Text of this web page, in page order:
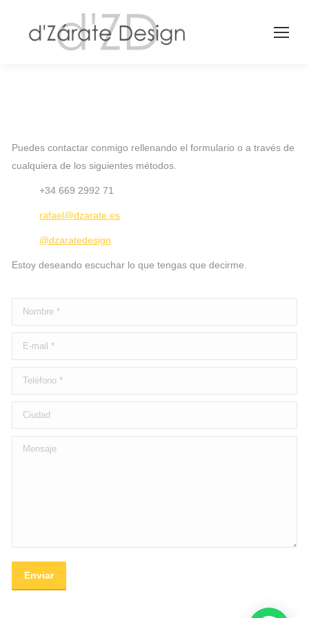
Puedes contactar conmigo rellenando el formulario o a través de
cualquiera de los siguientes métodos.
+34 669 2992 71
rafael@dzarate.es
@dzaratedesign
Estoy deseando escuchar lo que tengas que decirme.
Nombre *
E-mail *
Teléfono *
Ciudad
Mensaje
Enviar